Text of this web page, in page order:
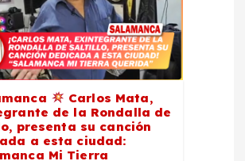
Carlos Mata,
de la Rondalla de
presenta su canción
a esta ciudad:
Mi Tierra